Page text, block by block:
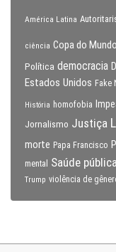
América Latina
ciência Copa do Mundo
Política democracia
Estados Unidos Fake
História homofobia
Jornalismo Justiça
morte Papa Francisco
mental
Saúde pública
Trump violência de